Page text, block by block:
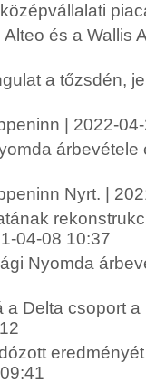
és a Wallis
a tőzsdén,
| 2022-
Nyrt. |
04-08 10:37
Nyomda
Delta csoport